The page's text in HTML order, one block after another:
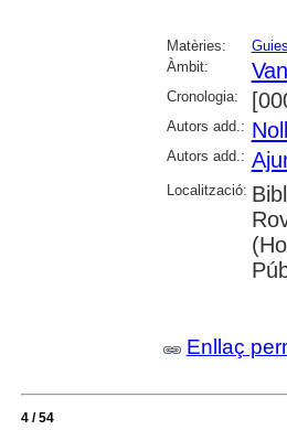
Matèries:
Àmbit:
Cronologia:
Autors add.:
Autors add.:
Localització:
Enllaç
4 / 54